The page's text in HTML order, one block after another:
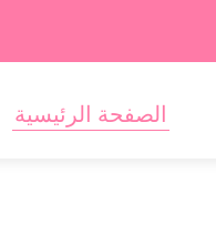
الصفحة الرئيسية